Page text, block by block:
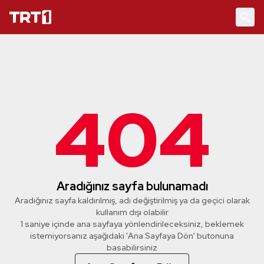
404
Aradığınız sayfa bulunamadı
Aradığınız sayfa kaldırılmış, adı değiştirilmiş ya da geçici olarak
kullanım dışı olabilir
1 saniye içinde ana sayfaya yönlendirileceksiniz, beklemek
istemiyorsanız aşağıdaki 'Ana Sayfaya Dön' butonuna
basabilirsiniz